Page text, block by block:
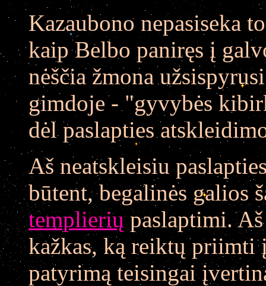
Kazaubono nepasiseka
kaip Belbo paniręs į
nėščia žmona
gimdoje - "gyvybės
dėl paslapties
Aš neatskleisiu
būtent, begalinės galios
templieriųpaslaptimi. Aš
kažkas, ką reiktų priimti
patyrimą teisingai